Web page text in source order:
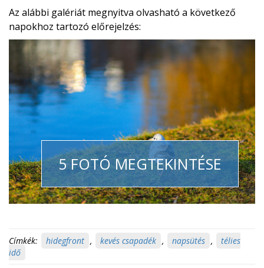
Az alábbi galériát megnyitva olvasható a következő
napokhoz tartozó előrejelzés:
5 FOTÓ MEGTEKINTÉSE
Címkék: hidegfront , kevés csapadék , napsütés ,
télies
idő